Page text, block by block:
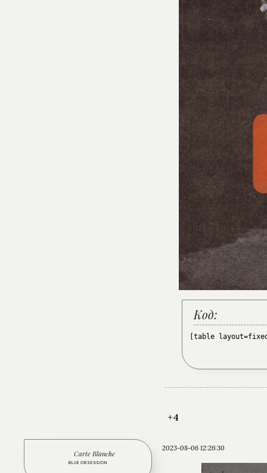
Код:
[table
+4
2023-08-06 12:26:30
Carte Blanche
BLUE OBSESSION